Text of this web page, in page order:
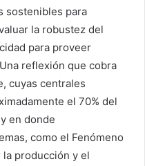
sostenibles para
la robustez del
para proveer
reflexión que cobra
cuyas centrales
el 70% del
en donde
como el Fenómeno
producción y el